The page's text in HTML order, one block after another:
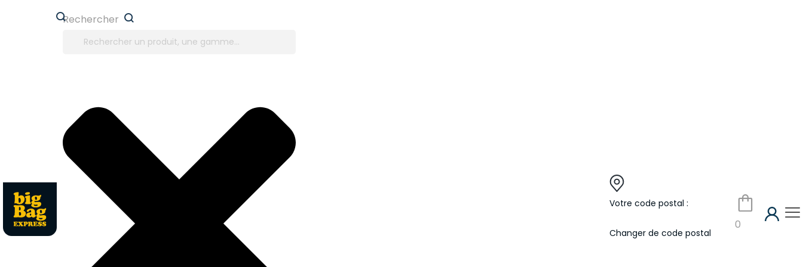
Rechercher
Votre code postal :
Changer de code postal
0